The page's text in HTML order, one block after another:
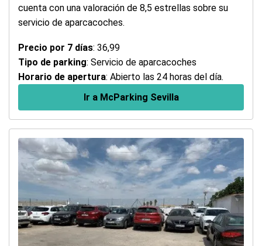
cuenta con una valoración de 8,5 estrellas sobre su
servicio de aparcacoches.
Precio por 7 días: 36,99
Tipo de parking: Servicio de aparcacoches
Horario de apertura: Abierto las 24 horas del día.
Ir a McParking Sevilla